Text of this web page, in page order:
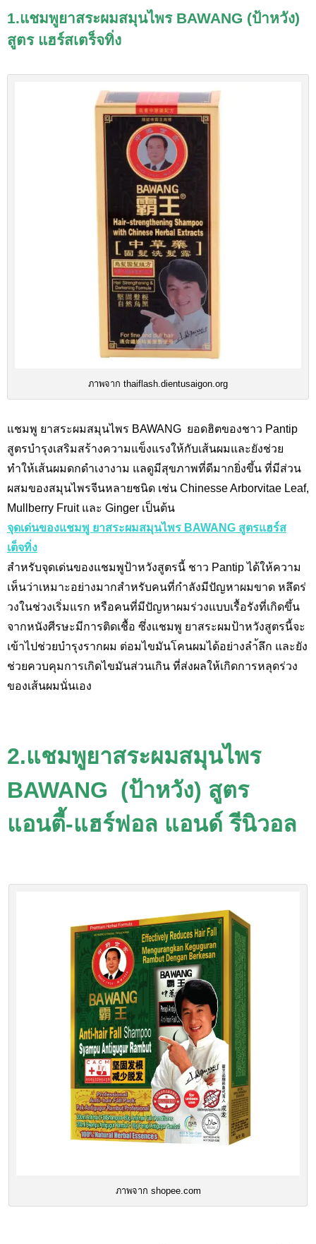
1.แชมพูยาสระผมสมุนไพร BAWANG (ป้าหวัง)
สูตร แฮร์สเตร็จทิ่ง
ภาพจาก thaiflash.dientusaigon.org
แชมพู ยาสระผมสมุนไพร BAWANG ยอดฮิตของชาว Pantip
สูตรบำรุงเสริมสร้างความแข็งแรงให้กับเส้นผมและยังช่วย
ทำให้เส้นผมดกดำเงางาม แลดูมีสุขภาพที่ดีมากยิ่งขึ้น ที่มีส่วน
ผสมของสมุนไพรจีนหลายชนิด เช่น Chinesse Arborvitae Leaf,
Mullberry Fruit และ Ginger เป็นต้น
จุดเด่นของแชมพู ยาสระผมสมุนไพร BAWANG สูตรแฮร์ส
เต็จทิ่ง
สำหรับจุดเด่นของแชมพูป้าหวังสูตรนี้ ชาว Pantip ได้ให้ความ
เห็นว่าเหมาะอย่างมากสำหรับคนที่กำลังมีปัญหาผมขาด หลึดร่
วงในช่วงเริ่มแรก หรือคนที่มีปัญหาผมร่วงแบบเรื้อรังที่เกิดขึ้น
จากหนังศีรษะมีการติดเชื้อ ซึ่งแชมพู ยาสระผมป้าหวังสูตรนี้จะ
เข้าไปช่วยบำรุงรากผม ต่อมไขมันโคนผมได้อย่างลำ้ลึก และยัง
ช่วยควบคุมการเกิดไขมันส่วนเกิน ที่ส่งผลให้เกิดการหลุดร่วง
ของเส้นผมนั่นเอง
2.แชมพูยาสระผมสมุนไพร
BAWANG (ป้าหวัง) สูตร
แอนตี้-แฮร์ฟอล แอนด์ รีนิวอล
ภาพจาก shopee.com